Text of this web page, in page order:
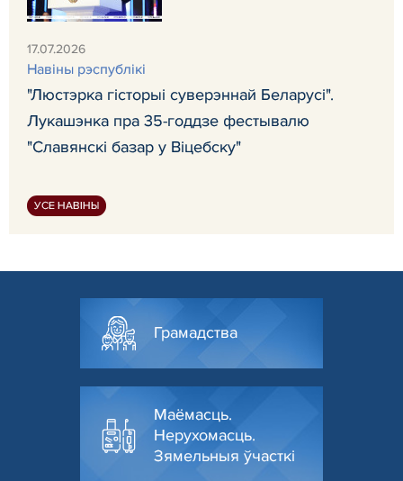
17.07.2026
Навiны рэспублiкi
"Люстэрка гісторыі суверэннай Беларусі".
Лукашэнка пра 35-годдзе фестывалю
"Славянскі базар у Віцебску"
УСЕ НАВІНЫ
Грамадства
Маёмасць.
Нерухомасць.
Зямельныя ўчасткі